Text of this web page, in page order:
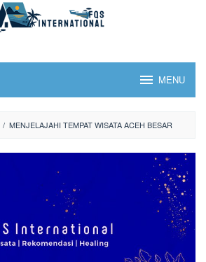
MENU
/ MENJELAJAHI TEMPAT WISATA ACEH BESAR